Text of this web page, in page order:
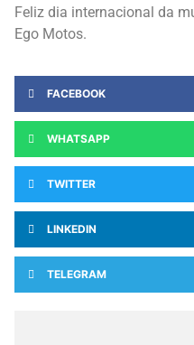
Feliz dia internacional da
Ego Motos.
FACEBOOK
WHATSAPP
TWITTER
LINKEDIN
TELEGRAM